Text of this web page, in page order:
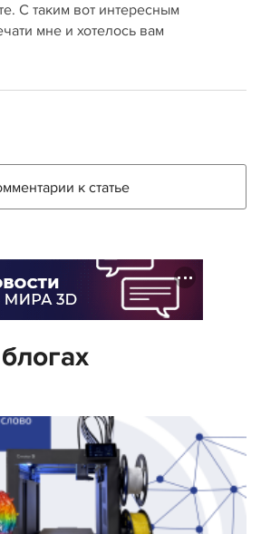
С таким вот интересным
мне и хотелось вам
к статье